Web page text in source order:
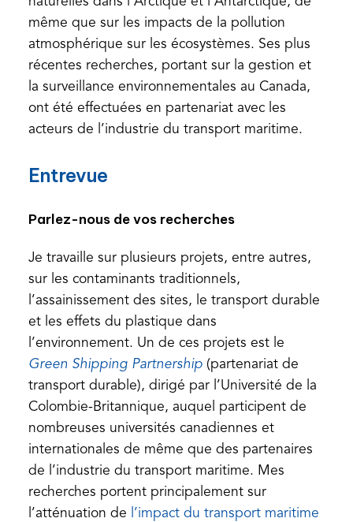
même que sur les impacts de la pollution
atmosphérique sur les écosystèmes. Ses plus
récentes recherches, portant sur la gestion et
la surveillance environnementales au Canada,
ont été effectuées en partenariat avec les
acteurs de l’industrie du transport maritime.
Entrevue
Parlez-nous de vos recherches
Je travaille sur plusieurs projets, entre autres,
sur les contaminants traditionnels,
l’assainissement des sites, le transport durable
et les effets du plastique dans
l’environnement. Un de ces projets est le
Green Shipping Partnership(opens
in
a
new
tab)
(partenariat de
transport durable), dirigé par l’Université de la
Colombie-Britannique, auquel participent de
nombreuses universités canadiennes et
internationales de même que des partenaires
de l’industrie du transport maritime. Mes
recherches portent principalement sur
l’atténuation de l’impact du transport maritime